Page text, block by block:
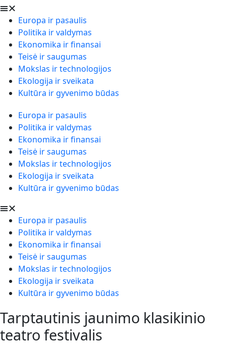
Europa ir pasaulis
Politika ir valdymas
Ekonomika ir finansai
Teisė ir saugumas
Mokslas ir technologijos
Ekologija ir sveikata
Kultūra ir gyvenimo būdas
Europa ir pasaulis
Politika ir valdymas
Ekonomika ir finansai
Teisė ir saugumas
Mokslas ir technologijos
Ekologija ir sveikata
Kultūra ir gyvenimo būdas
Europa ir pasaulis
Politika ir valdymas
Ekonomika ir finansai
Teisė ir saugumas
Mokslas ir technologijos
Ekologija ir sveikata
Kultūra ir gyvenimo būdas
Tarptautinis jaunimo klasikinio
teatro festivalis